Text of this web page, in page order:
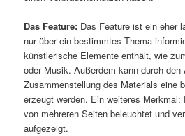
Das Feature: Das Feature ist ein eher
nur über ein bestimmtes Thema
künstlerische Elemente enthält, wie
oder Musik. Außerdem kann durch den
Zusammenstellung des Materials eine
erzeugt werden. Ein weiteres Merkmal:
von mehreren Seiten beleuchtet und
aufgezeigt.